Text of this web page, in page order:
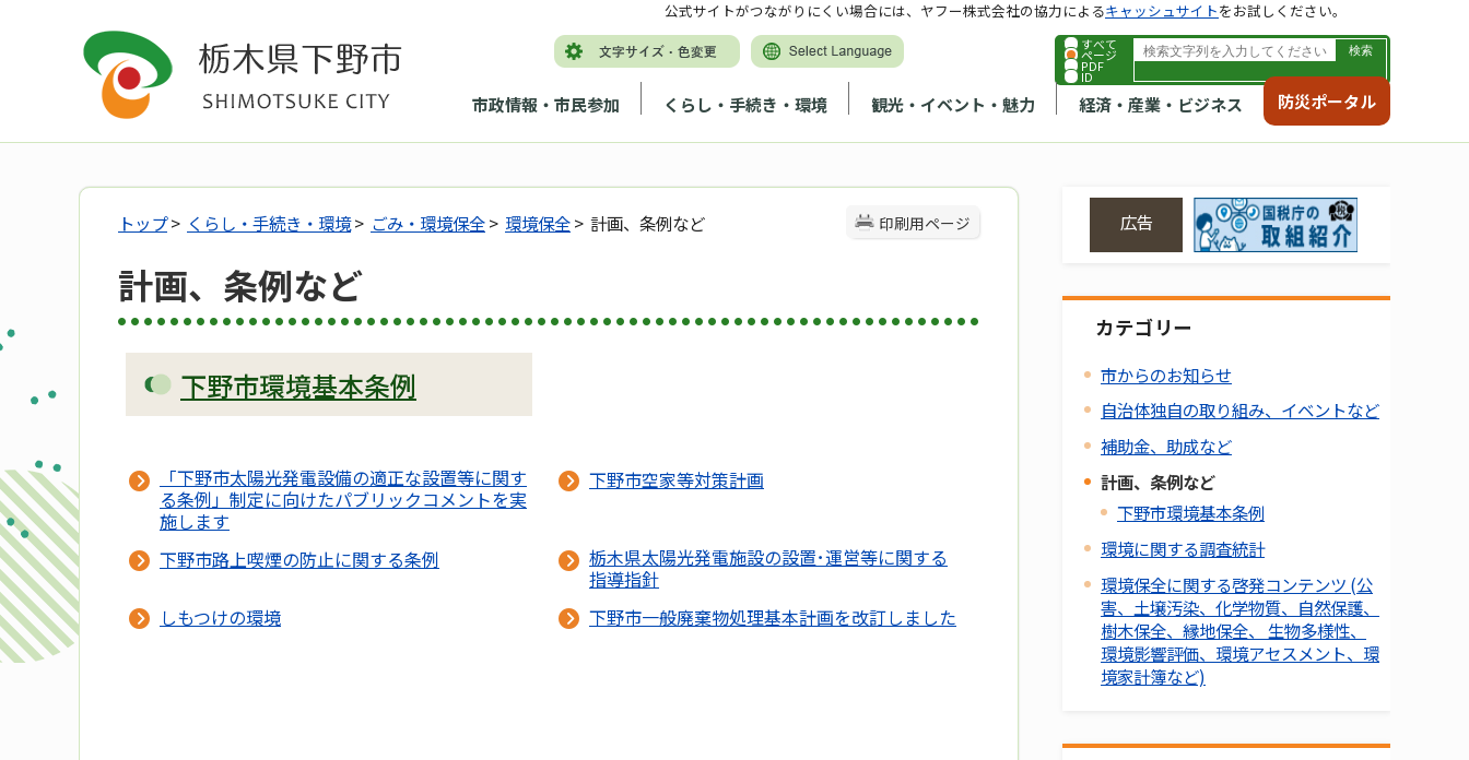
すべて
ページ
PDF
ID
市政情報・市民参加 くらし・手続き・環境 観光・イベント・魅力 経済・産業・ビジネス 防災ポータル
公式サイトがつながりにくい場合には、ヤフー株式会社の協力によるキャッシュサイトをお試しください。
印刷用ページ
トップ> くらし・手続き・環境> ごみ・環境保全> 環境保全> 計画、条例など
計画、条例など
下野市環境基本条例
「下野市太陽光発電設備の適正な設置等に関す
る条例」制定に向けたパブリックコメントを実
施します
下野市空家等対策計画
下野市路上喫煙の防止に関する条例
栃木県太陽光発電施設の設置･運営等に関する
指導指針
しもつけの環境
下野市一般廃棄物処理基本計画を改訂しました
広告
カテゴリー
市からのお知らせ
自治体独自の取り組み、イベントなど
補助金、助成など
計画、条例など
下野市環境基本条例
環境に関する調査統計
環境保全に関する啓発コンテンツ (公
害、土壌汚染、化学物質、自然保護、
樹木保全、縁地保全、 生物多様性、
環境影響評価、環境アセスメント、環
境家計簿など)